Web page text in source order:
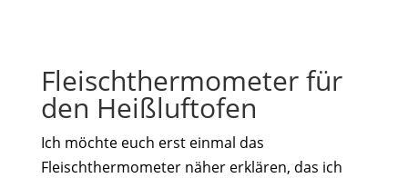
Fleischthermometer für
den Heißluftofen
Ich möchte euch erst einmal das
Fleischthermometer näher erklären, das ich